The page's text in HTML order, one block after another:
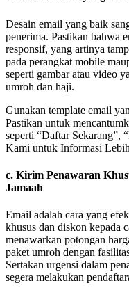
Desain email yang baik
penerima. Pastikan bahwa
responsif, yang artinya
pada perangkat mobile
seperti gambar atau video
umroh dan haji.
Gunakan template email
Pastikan untuk
seperti “Daftar Sekarang”,
Kami untuk Informasi
c. Kirim Penawaran
Jamaah
Email adalah cara yang
khusus dan diskon kepada
menawarkan potongan
paket umroh dengan
Sertakan urgensi dalam
segera melakukan